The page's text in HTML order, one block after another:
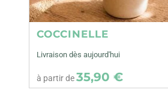
COCCINELLE
Livraison dès aujourd'hui
à partir de35,90 €